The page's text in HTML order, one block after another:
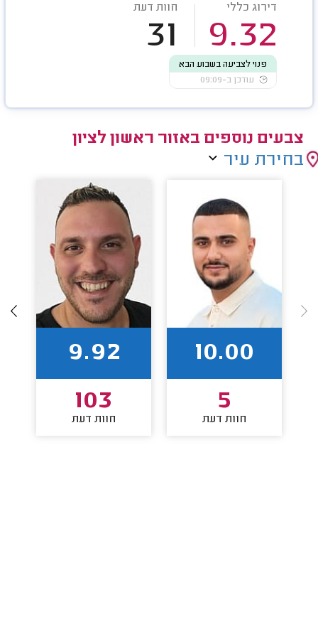
דירוג כללי
9.32
חוות דעת
31
פנוי לצביעה בשבוע הבא
עודכן ב-09:09
צבעים נוספים באזור ראשון לציון
בחירת עיר
10.00
5
חוות דעת
9.92
103
חוות דעת